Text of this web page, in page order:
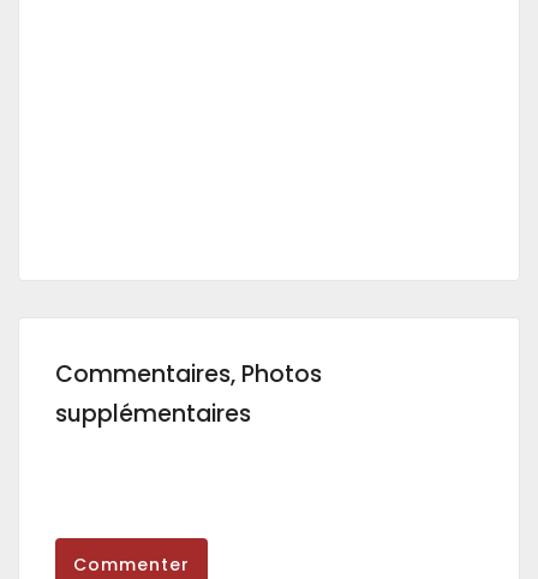
Commentaires, Photos
supplémentaires
Commenter